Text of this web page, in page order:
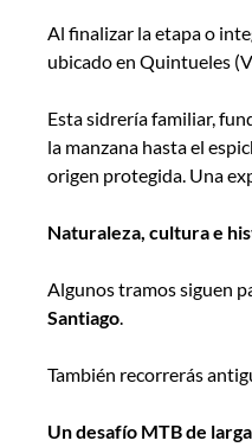
Al finalizar la etapa o
ubicado en Quintueles
Esta sidrería familiar,
la manzana hasta el
origen protegida. Una
Naturaleza, cultura e
Algunos tramos siguen
Santiago.
También recorrerás
Un desafío MTB de